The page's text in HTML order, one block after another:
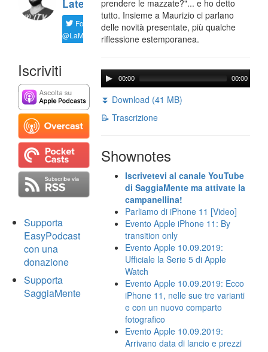
Latella
Follow
@LaMaxImages
Iscriviti
Supporta
EasyPodcast
con una
donazione
Supporta
SaggiaMente
prendere le mazzate?"... e ho detto
tutto. Insieme a Maurizio ci parlano
delle novità presentate, più qualche
riflessione estemporanea.
00:00 00:00
⏬ Download (41 MB)
📝 Trascrizione
Shownotes
Iscrivetevi al canale YouTube
di SaggiaMente ma attivate la
campanellina!
Parliamo di iPhone 11 [Video]
Evento Apple iPhone 11: By
transition only
Evento Apple 10.09.2019:
Ufficiale la Serie 5 di Apple
Watch
Evento Apple 10.09.2019: Ecco
iPhone 11, nelle sue tre varianti
e con un nuovo comparto
fotografico
Evento Apple 10.09.2019:
Arrivano data di lancio e prezzi